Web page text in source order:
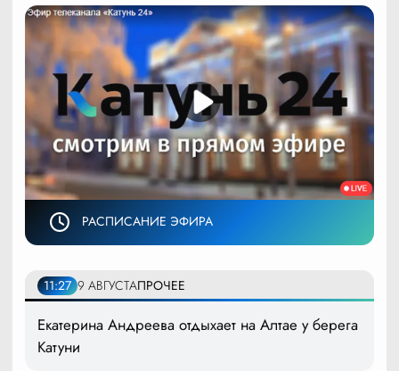
РАСПИСАНИЕ ЭФИРА
11:27 9 АВГУСТАПРОЧЕЕ
Екатерина Андреева отдыхает на Алтае у берега
Катуни